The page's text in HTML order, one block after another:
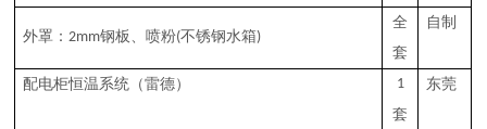
外罩：2mm钢板、喷粉(不锈钢水箱)
全
套
自制
配电柜恒温系统 （雷德）
1
套
东莞